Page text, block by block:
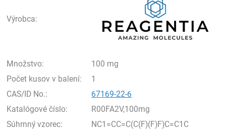
Výrobca:
Množstvo:
100 mg
Počet kusov v balení:
1
CAS/ID No.:
67169-22-6
Katalógové číslo:
R00FA2V,100mg
Súhrnný vzorec:
NC1=CC=C(C(F)(F)F)C=C1C